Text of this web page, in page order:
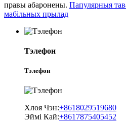
правы абаронены. Папулярныя
мабільных прылад
Тэлефон
Тэлефон
Хлоя Чэн:+8618029519680
Эймі Кай:+8617875405452